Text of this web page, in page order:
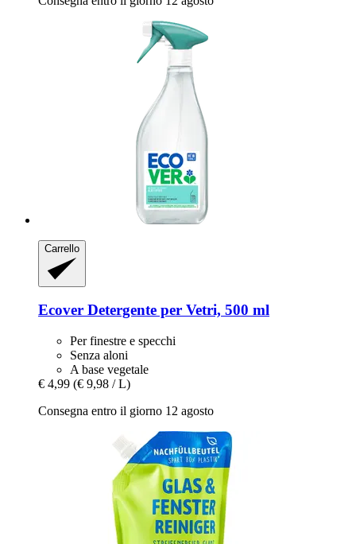
Carrello
Ecover Detergente per Vetri, 500 ml
Per finestre e specchi
Senza aloni
A base vegetale
€ 4,99 (€ 9,98 / L)
Consegna entro il giorno 12 agosto